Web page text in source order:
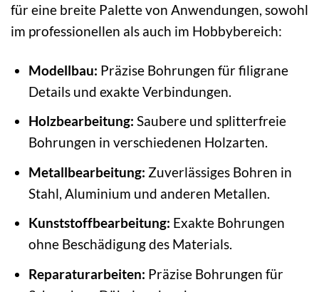
für eine breite Palette von Anwendungen, sowohl
im professionellen als auch im Hobbybereich:
Modellbau: Präzise Bohrungen für filigrane
Details und exakte Verbindungen.
Holzbearbeitung: Saubere und splitterfreie
Bohrungen in verschiedenen Holzarten.
Metallbearbeitung: Zuverlässiges Bohren in
Stahl, Aluminium und anderen Metallen.
Kunststoffbearbeitung: Exakte Bohrungen
ohne Beschädigung des Materials.
Reparaturarbeiten: Präzise Bohrungen für